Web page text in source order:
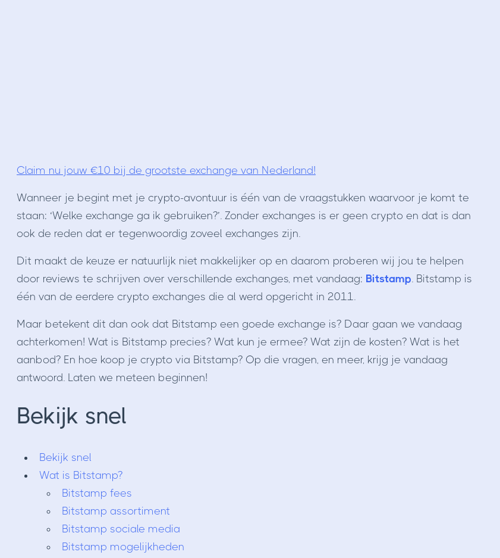
Claim nu jouw €10 bij de grootste exchange van Nederland!
Wanneer je begint met je crypto-avontuur is één van de vraagstukken waarvoor je komt te
staan: ‘Welke exchange ga ik gebruiken?’. Zonder exchanges is er geen crypto en dat is dan
ook de reden dat er tegenwoordig zoveel exchanges zijn.
Dit maakt de keuze er natuurlijk niet makkelijker op en daarom proberen wij jou te helpen
door reviews te schrijven over verschillende exchanges, met vandaag: Bitstamp. Bitstamp is
één van de eerdere crypto exchanges die al werd opgericht in 2011.
Maar betekent dit dan ook dat Bitstamp een goede exchange is? Daar gaan we vandaag
achterkomen! Wat is Bitstamp precies? Wat kun je ermee? Wat zijn de kosten? Wat is het
aanbod? En hoe koop je crypto via Bitstamp? Op die vragen, en meer, krijg je vandaag
antwoord. Laten we meteen beginnen!
Bekijk snel
Bekijk snel
Wat is Bitstamp?
Bitstamp fees
Bitstamp assortiment
Bitstamp sociale media
Bitstamp mogelijkheden